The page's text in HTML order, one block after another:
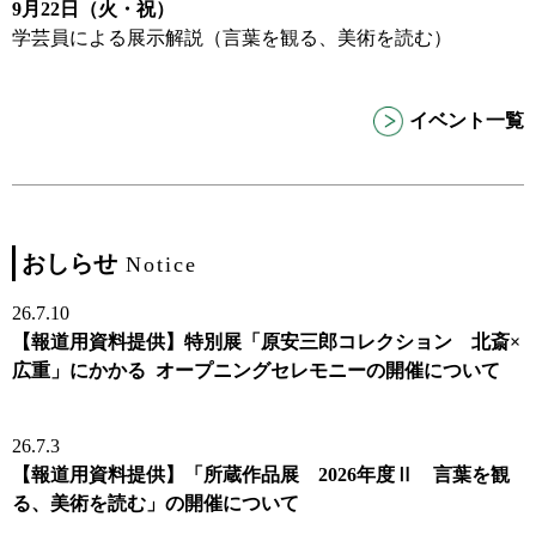
9月22日（火・祝）
学芸員による展示解説（言葉を観る、美術を読む）
イベント一覧
おしらせ Notice
26.7.10
【報道用資料提供】特別展「原安三郎コレクション 北斎×
広重」にかかる オープニングセレモニーの開催について
26.7.3
【報道用資料提供】「所蔵作品展 2026年度Ⅱ 言葉を観
る、美術を読む」の開催について